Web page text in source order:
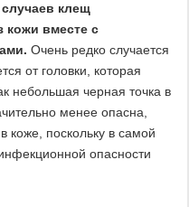
клещ
кожи вместе с
Очень редко случается
от головки, которая
небольшая черная точка в
менее опасна,
коже, поскольку в самой
опасности